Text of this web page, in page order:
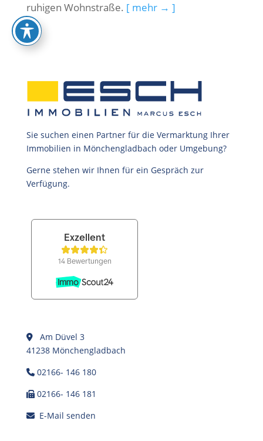
ruhigen Wohnstraße. [ mehr → ]
Sie suchen einen Partner für die Vermarktung Ihrer
Immobilien in Mönchengladbach oder Umgebung?
Gerne stehen wir Ihnen für ein Gespräch zur
Verfügung.
Am Düvel 3
41238 Mönchengladbach
02166- 146 180
02166- 146 181
E-Mail senden